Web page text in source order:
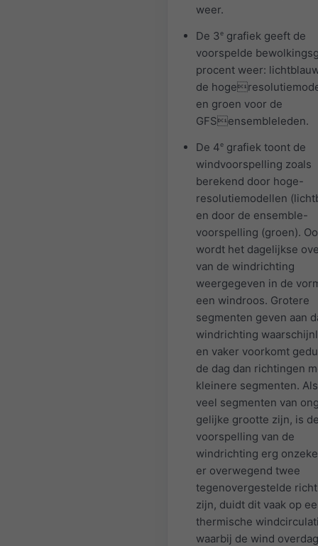
weer.
De 3e grafiek geeft de
voorspelde
procent weer:
de
en groen voor de
GFSensembleleden.
De 4e grafiek toont de
windvoorspelling zoals
berekend door hoge-
resolutiemodellen
en door de ensemble-
voorspelling (groen).
wordt het dagelijkse
van de windrichting
weergegeven in de
een windroos. Grotere
segmenten geven aan
windrichting
en vaker voorkomt
de dag dan richtingen
kleinere segmenten.
veel segmenten van
gelijke grootte zijn, is
voorspelling van de
windrichting erg
er overwegend twee
tegenovergestelde
zijn, duidt dit vaak op
thermische
waarbij de wind